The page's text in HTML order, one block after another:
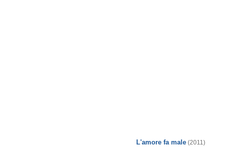
L'amore fa male (2011)